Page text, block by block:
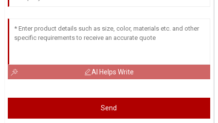
AI Helps Write
Send